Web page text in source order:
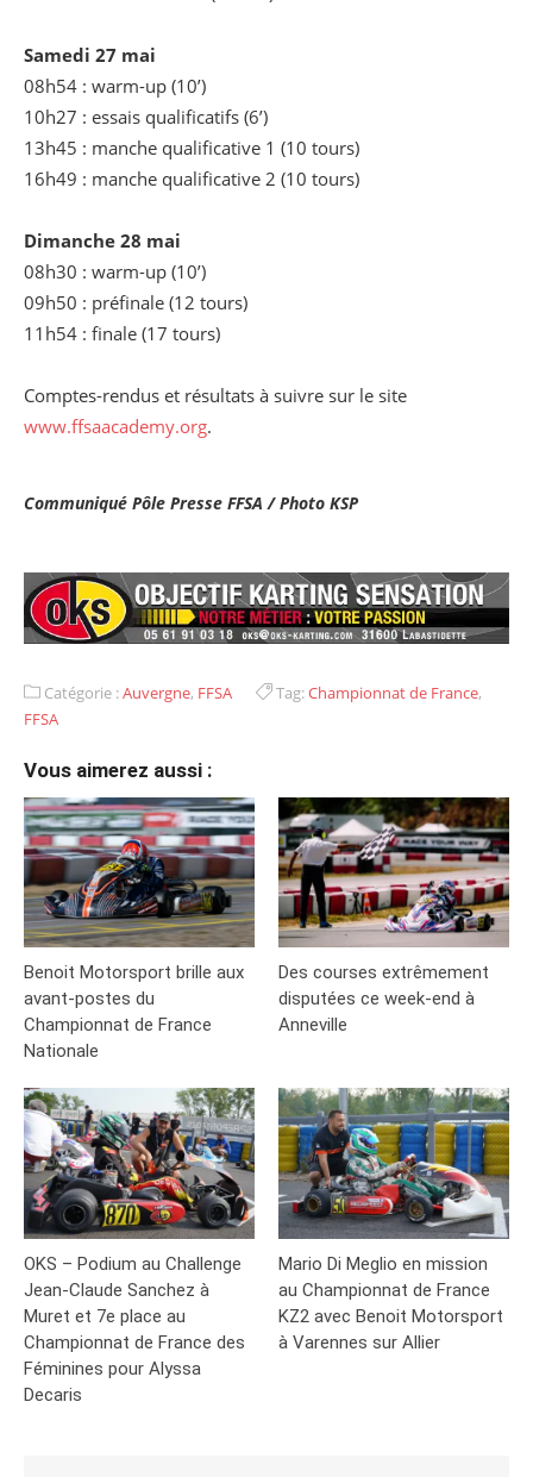
Samedi 27 mai
08h54 : warm-up (10’)
10h27 : essais qualificatifs (6’)
13h45 : manche qualificative 1 (10 tours)
16h49 : manche qualificative 2 (10 tours)
Dimanche 28 mai
08h30 : warm-up (10’)
09h50 : préfinale (12 tours)
11h54 : finale (17 tours)
Comptes-rendus et résultats à suivre sur le site
www.ffsaacademy.org.
Communiqué Pôle Presse FFSA / Photo KSP
Catégorie :Auvergne, FFSA Tag:Championnat de France,
FFSA
Vous aimerez aussi :
Benoit Motorsport brille aux
avant-postes du
Championnat de France
Nationale
Des courses extrêmement
disputées ce week-end à
Anneville
OKS – Podium au Challenge
Jean-Claude Sanchez à
Muret et 7e place au
Championnat de France des
Féminines pour Alyssa
Decaris
Mario Di Meglio en mission
au Championnat de France
KZ2 avec Benoit Motorsport
à Varennes sur Allier